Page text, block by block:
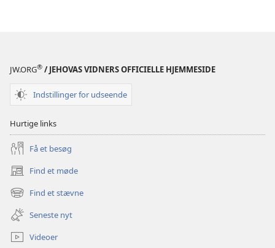
JW.ORG® / JEHOVAS VIDNERS OFFICIELLE HJEMMESIDE
Indstillinger for udseende
Hurtige links
Få et besøg
Find et møde
(åbner
nyt
vindue)
Find et stævne
(åbner
nyt
vindue)
Seneste nyt
Videoer